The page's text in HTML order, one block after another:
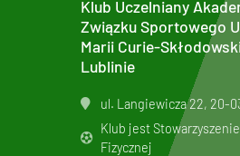
Klub Uczelniany
Związku Sportowego
Marii Curie-
Lublinie
ul. Langiewicza 22, 20-
Klub jest
Fizycznej